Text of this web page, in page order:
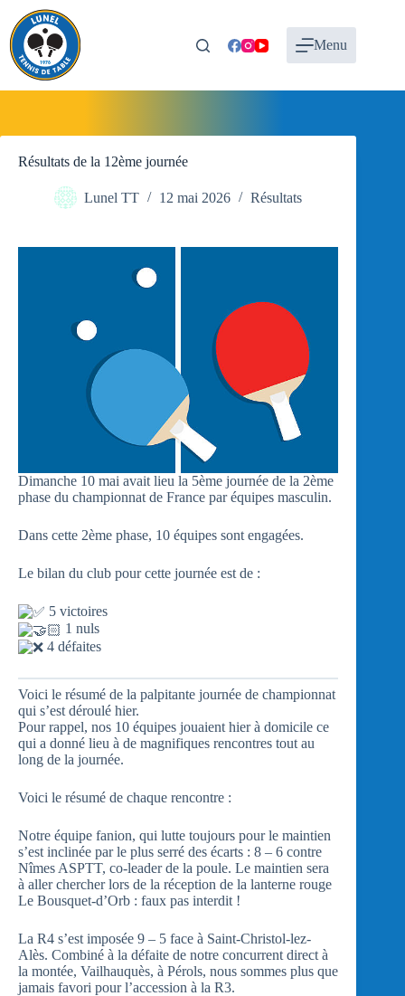
contenu
Menu
Résultats de la 12ème journée
Lunel TT 12 mai 2026 Résultats
Dimanche 10 mai avait lieu la 5ème journée de la 2ème
phase du championnat de France par équipes masculin.
Dans cette 2ème phase, 10 équipes sont engagées.
Le bilan du club pour cette journée est de :
5 victoires
1 nuls
4 défaites
Voici le résumé de la palpitante journée de championnat
qui s’est déroulé hier.
Pour rappel, nos 10 équipes jouaient hier à domicile ce
qui a donné lieu à de magnifiques rencontres tout au
long de la journée.
Voici le résumé de chaque rencontre :
Notre équipe fanion, qui lutte toujours pour le maintien
s’est inclinée par le plus serré des écarts : 8 – 6 contre
Nîmes ASPTT, co-leader de la poule. Le maintien sera
à aller chercher lors de la réception de la lanterne rouge
Le Bousquet-d’Orb : faux pas interdit !
La R4 s’est imposée 9 – 5 face à Saint-Christol-lez-
Alès. Combiné à la défaite de notre concurrent direct à
la montée, Vailhauquès, à Pérols, nous sommes plus que
jamais favori pour l’accession à la R3.